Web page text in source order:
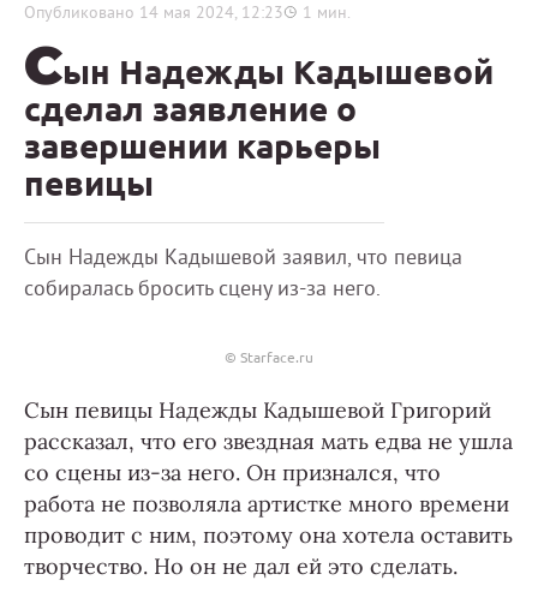
Опубликовано 14 мая 2024, 12:23 1 мин.
Сын Надежды Кадышевой
сделал заявление о
завершении карьеры
певицы
Сын Надежды Кадышевой заявил, что певица
собиралась бросить сцену из-за него.
© Starface.ru
Сын певицы Надежды Кадышевой Григорий
рассказал, что его звездная мать едва не ушла
со сцены из-за него. Он признался, что
работа не позволяла артистке много времени
проводит с ним, поэтому она хотела оставить
творчество. Но он не дал ей это сделать.